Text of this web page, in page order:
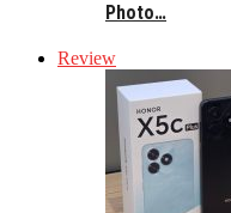
Photo…
Review